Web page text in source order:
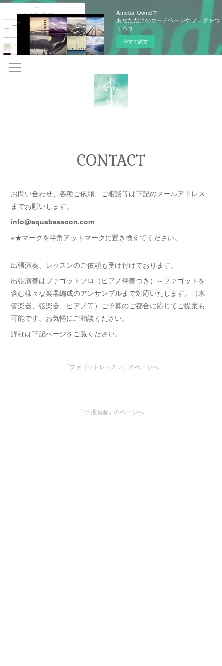
Ameba Owndで
あなただけのホームページやブログをつ
くろう
今すぐ試す
CONTACT
お問い合わせ、各種ご依頼、ご相談等は下記のメールアドレス
までお願いします。
info@aquabassoon.com
※★マークを半角アットマークに置き換えてください。
出張演奏、レッスンのご依頼も受け付けております。
出張演奏はファゴットソロ（ピアノ伴奏つき）～ファゴットを
含む様々な楽器編成のアンサンブルまで対応いたします。（木
管楽器、弦楽器、ピアノ等）ご予算のご都合に応じてご提案も
可能です。お気軽にご相談ください。
詳細は下記ページをご覧ください。
「ファゴットレッスン」のページへ
「出張演奏」のページへ